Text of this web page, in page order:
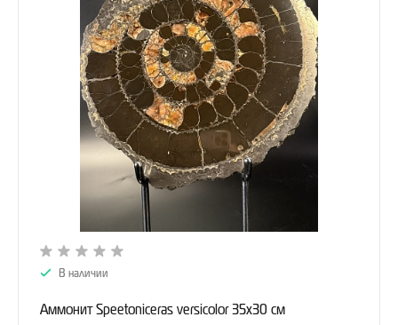
В наличии
Аммонит Speetoniceras versicolor 35х30 см